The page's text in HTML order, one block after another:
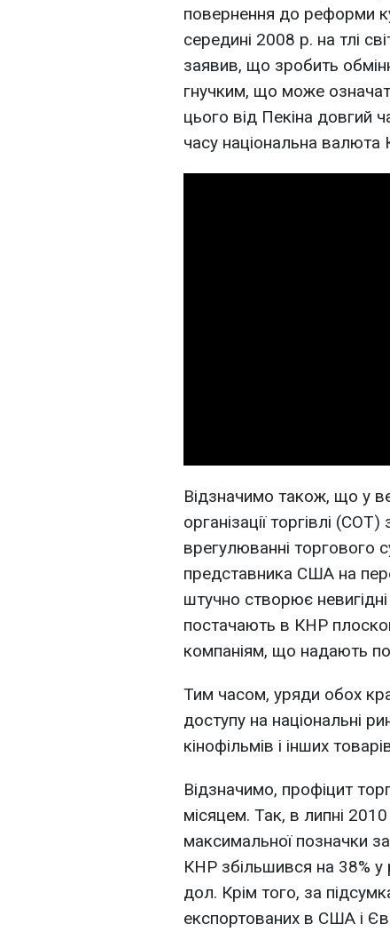
повернення до реформи
середині 2008 р. на тлі
заявив, що зробить
гнучким, що може
цього від Пекіна довгий
часу національна валюта
Відзначимо також, що у
організації торгівлі
врегулюванні торгового
представника США на
штучно створює
постачають в КНР
компаніям, що надають
Тим часом, уряди обох
доступу на національні
кінофільмів і інших
Відзначимо, профіцит
місяцем. Так, в липні
максимальної позначки
КНР збільшився на 38% у
дол. Крім того, за
експортованих в США і